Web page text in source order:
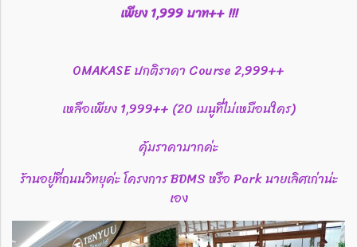
เพียง 1,999 บาท++ !!!
OMAKASE ปกติราคา Course 2,999++
เหลือเพียง 1,999++ (20 เมนูที่ไม่เหมือนใคร)
คุ้มราคามากค่ะ
ร้านอยู่ที่ถนนวิทยุค่ะ โครงการ BDMS หรือ Park นายเลิศเก่าน่ะ
เอง